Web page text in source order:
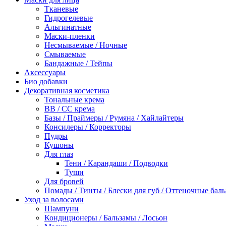
Тканевые
Гидрогелевые
Альгинатные
Маски-пленки
Несмываемые / Ночные
Смываемые
Бандажные / Тейпы
Аксессуары
Био добавки
Декоративная косметика
Тональные крема
BB / СС крема
Базы / Праймеры / Румяна / Хайлайтеры
Консилеры / Корректоры
Пудры
Кушоны
Для глаз
Тени / Карандаши / Подводки
Туши
Для бровей
Помады / Тинты / Блески для губ / Оттеночные
Уход за волосами
Шампуни
Кондиционеры / Бальзамы / Лосьон